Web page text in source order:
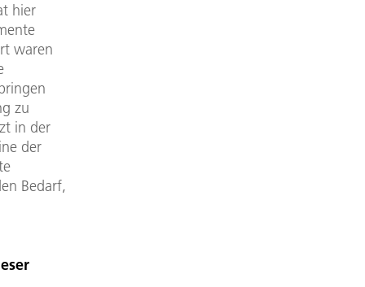
hier
waren
zu
in der
der
Bedarf,